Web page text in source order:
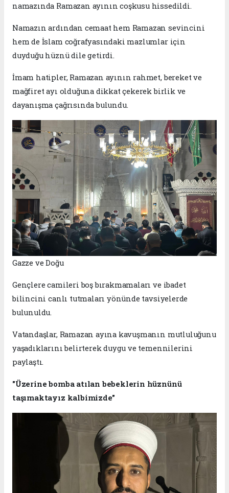
namazında Ramazan ayının coşkusu hissedildi.
Namazın ardından cemaat hem Ramazan sevincini
hem de İslam coğrafyasındaki mazlumlar için
duyduğu hüznü dile getirdi.
İmam hatipler, Ramazan ayının rahmet, bereket ve
mağfiret ayı olduğuna dikkat çekerek birlik ve
dayanışma çağrısında bulundu.
Gazze ve Doğu
Gençlere camileri boş bırakmamaları ve ibadet
bilincini canlı tutmaları yönünde tavsiyelerde
bulunuldu.
Vatandaşlar, Ramazan ayına kavuşmanın mutluluğunu
yaşadıklarını belirterek duygu ve temennilerini
paylaştı.
"Üzerine bomba atılan bebeklerin hüznünü
taşımaktayız kalbimizde"